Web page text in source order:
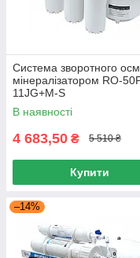
Система зворотного
мінералізатором RO-
11JG+M-S
В наявності
4 683,50 ₴ 5 510 ₴
Купити
–14%